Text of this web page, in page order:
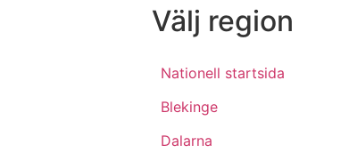
Välj region
Nationell startsida
Blekinge
Dalarna